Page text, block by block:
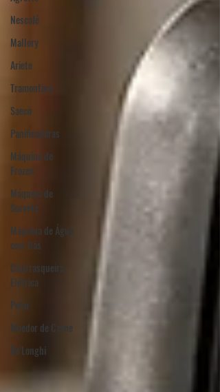
Nescafé
Mallory
Ariete
Tramontina
Saeco
Panificadoras
Máquina de
Frozen
Máquina de
Sorvete
Máquina de Água
com Gás
Churrasqueira
Elétrica
Polar
Moedor de Carne
De'Longhi